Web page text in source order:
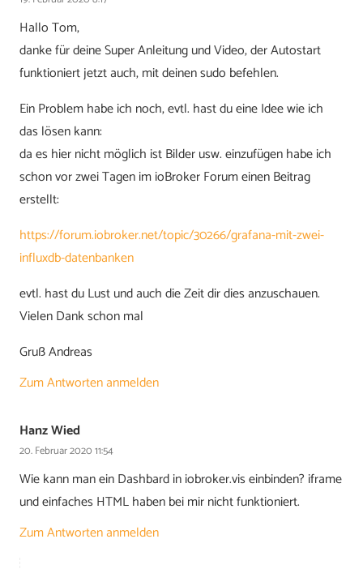
Hallo Tom,
danke für deine Super Anleitung und Video, der Autostart
funktioniert jetzt auch, mit deinen sudo befehlen.
Ein Problem habe ich noch, evtl. hast du eine Idee wie ich
das lösen kann:
da es hier nicht möglich ist Bilder usw. einzufügen habe ich
schon vor zwei Tagen im ioBroker Forum einen Beitrag
erstellt:
https://forum.iobroker.net/topic/30266/grafana-mit-zwei-
influxdb-datenbanken
evtl. hast du Lust und auch die Zeit dir dies anzuschauen.
Vielen Dank schon mal
Gruß Andreas
Zum Antworten anmelden
Hanz Wied
20. Februar 2020 11:54
Wie kann man ein Dashbard in iobroker.vis einbinden? iframe
und einfaches HTML haben bei mir nicht funktioniert.
Zum Antworten anmelden